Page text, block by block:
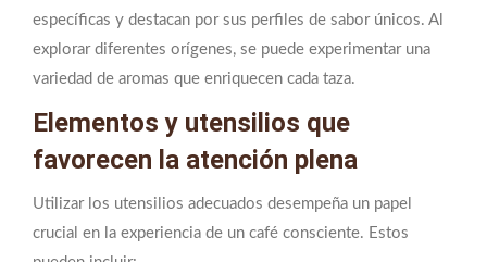
específicas y destacan por sus perfiles de sabor únicos. Al
explorar diferentes orígenes, se puede experimentar una
variedad de aromas que enriquecen cada taza.
Elementos y utensilios que
favorecen la atención plena
Utilizar los utensilios adecuados desempeña un papel
crucial en la experiencia de un café consciente. Estos